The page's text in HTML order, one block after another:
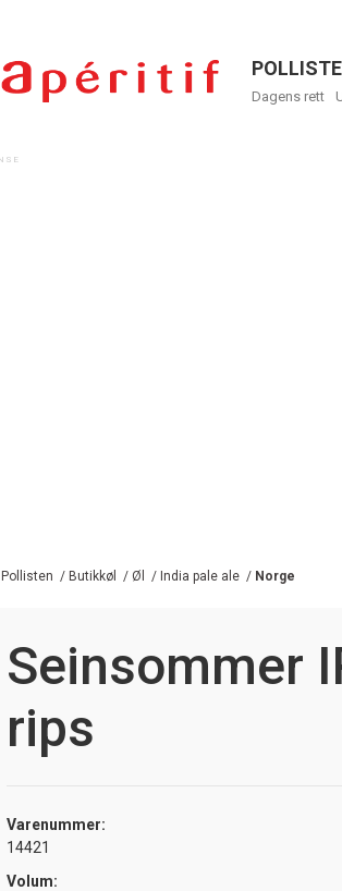
Menu
Dagens rett
Pollisten / Butikkøl / Øl / India pale ale / Norge
Seinsommer
rips
Varenummer:
14421
Volum: